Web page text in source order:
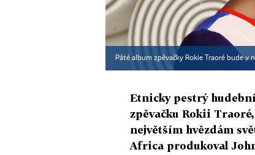
Páté album zpěvačky Rokie Traoré bude v
Etnicky pestrý
zpěvačku Rokii
největším hvězdám
Africa produkoval